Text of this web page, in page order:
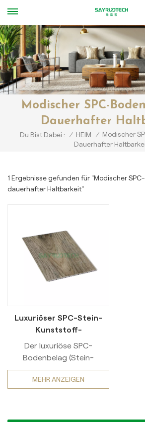
Modischer SPC-
Dauerhafter
Du Bist Dabei : / HEIM / Modischer
Dauerhafter
1 Ergebnisse gefunden für "Modischer
dauerhafter Haltbarkeit"
Luxuriöser SPC-Stein-
Kunststoff-
Verbundboden,
widerstandsfähig und
Der luxuriöse SPC-
Bodenbelag (Stein-
Kunststoff-Verbund)
vereint Strapazierfähigkeit
MEHR ANZEIGEN